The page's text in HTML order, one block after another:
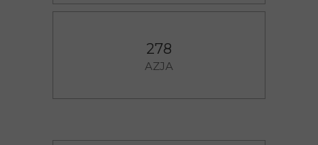
278
AZJA